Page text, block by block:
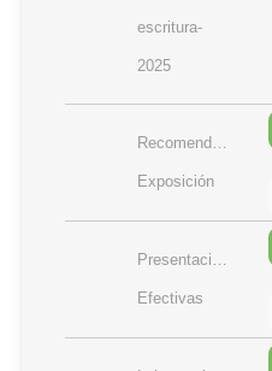
escritura-
2025
Recomendaciones
Exposición
Presentaciones
Efectivas